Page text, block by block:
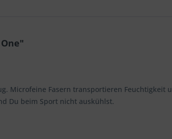
Microfeine Fasern transportieren
Du beim Sport nicht auskühlst.